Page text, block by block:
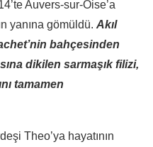
Auvers-sur-Oise’a
yanına gömüldü. Akıl
bahçesinden
dikilen sarmaşık filizi,
tamamen
Theo’ya hayatının